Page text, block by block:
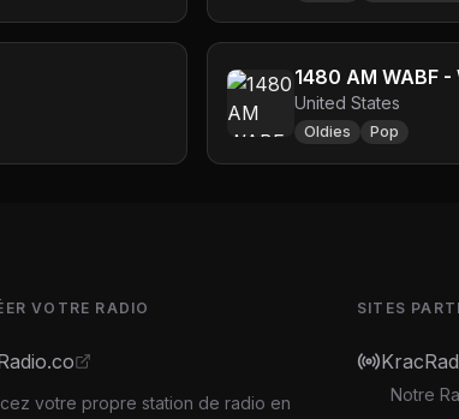
1480 AM WABF -
United States
Oldies Pop
VOTRE RADIO
votre propre station de radio en
SITES
Notre